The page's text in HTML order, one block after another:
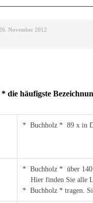
November 2012
die häufigste
* Buchholz * 89 x in
* Buchholz * über
Hier finden Sie alle
* Buchholz * tragen.